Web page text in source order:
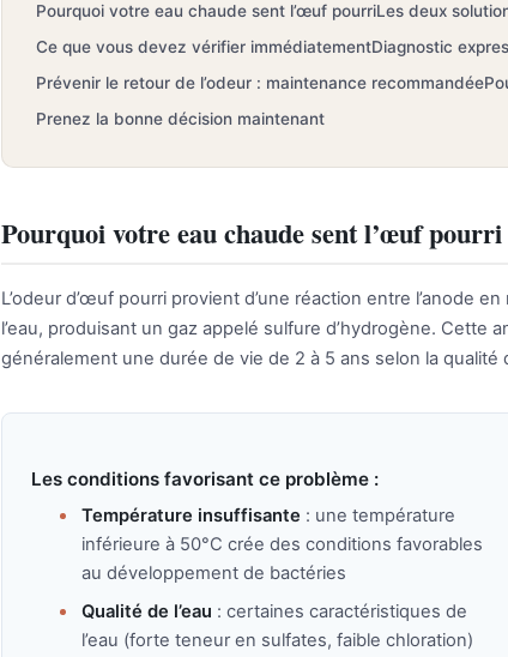
Pourquoi votre eau chaude sent l’œuf pourriLes deux
Ce que vous devez vérifier immédiatementDiagnostic
Prévenir le retour de l’odeur : maintenance recommandée
Prenez la bonne décision maintenant
Pourquoi votre eau chaude sent l’œuf pourri
L’odeur d’œuf pourri provient d’une réaction entre l’anode
l’eau, produisant un gaz appelé sulfure d’hydrogène.
généralement une durée de vie de 2 à 5 ans selon la qualité
Les conditions favorisant ce problème :
Température insuffisante : une température
inférieure à 50°C crée des conditions favorables
au développement de bactéries
Qualité de l’eau : certaines caractéristiques de
l’eau (forte teneur en sulfates, faible chloration)